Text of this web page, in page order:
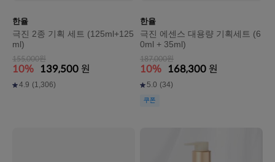
한율
극진 2종 기획 세트 (125ml+125
ml)
155,000원
10% 139,500 원
4.9 (1,306)
한율
극진 에센스 대용량 기획세트 (6
0ml + 35ml)
187,000원
10% 168,300 원
5.0 (34)
쿠폰